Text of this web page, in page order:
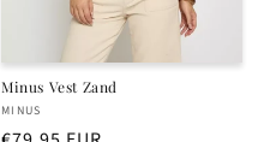
Minus Vest Zand
Verkoper:
MINUS